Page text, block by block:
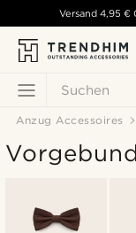
Suchen
Versand 4,95 €
Anzug Accessoires